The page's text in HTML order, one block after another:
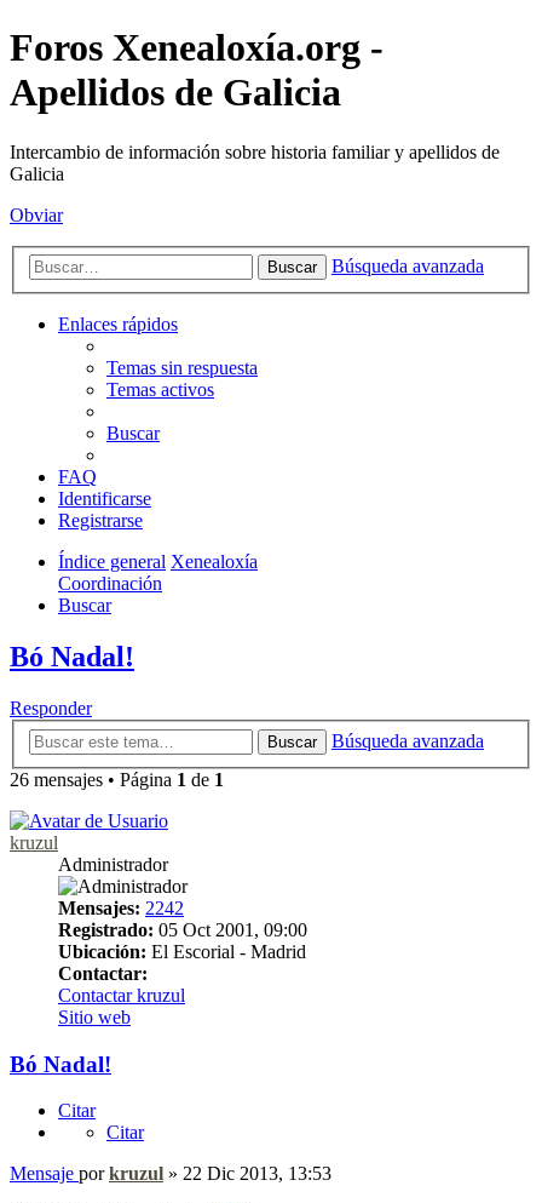
Foros Xenealoxía.org -
Apellidos de Galicia
Intercambio de información sobre historia familiar y apellidos de
Galicia
Obviar
Buscar Búsqueda avanzada
Enlaces rápidos
Temas sin respuesta
Temas activos
Buscar
FAQ
Identificarse
Registrarse
Índice general Xenealoxía
Coordinación
Buscar
Bó Nadal!
Responder
Buscar
Búsqueda avanzada
26 mensajes • Página 1 de 1
kruzul
Administrador
Mensajes: 2242
Registrado: 05 Oct 2001, 09:00
Ubicación: El Escorial - Madrid
Contactar:
Contactar kruzul
Sitio web
Bó Nadal!
Citar
Citar
Mensaje porkruzul » 22 Dic 2013, 13:53